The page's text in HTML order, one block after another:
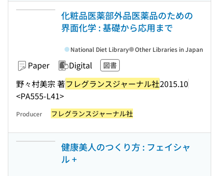
化粧品医薬部外品医薬品のための
界面化学 : 基礎から応用まで
Paper Digital 図書
野々村美宗 著フレグランスジャーナル社2015.10
<PA555-L41>
National Diet Library Other Libraries in Japan
Producer フレグランスジャーナル社
健康美人のつくり方 : フェイシャ
ル +